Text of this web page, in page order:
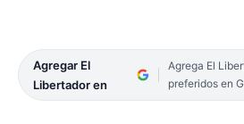
Agregar El
Libertador en
Agrega El
preferidos en